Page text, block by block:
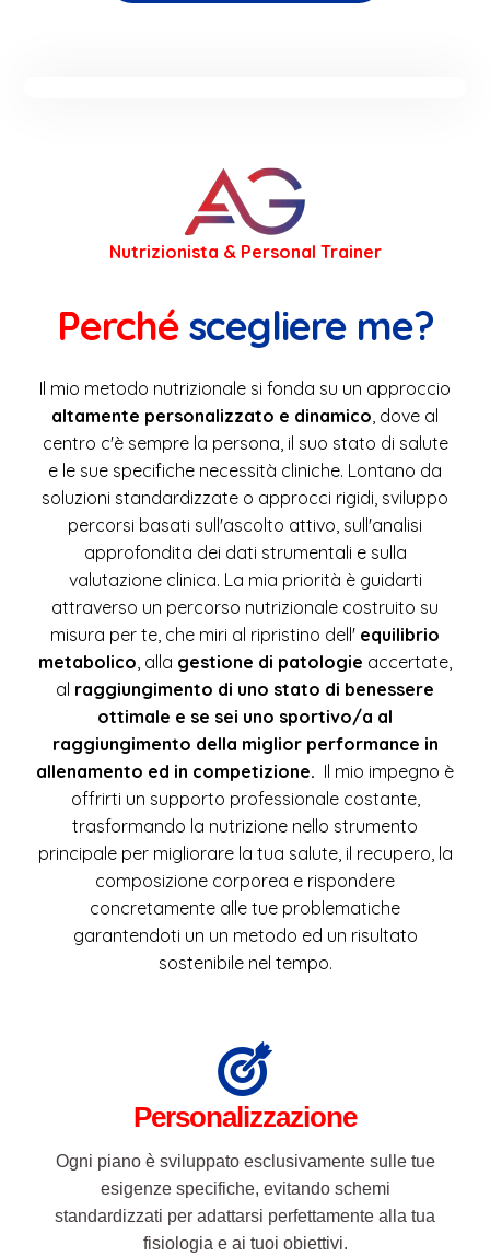
Nutrizionista & Personal Trainer
Perché scegliereme?
Il mio metodo nutrizionale si fonda su un approccio
altamente personalizzato e dinamico, dove al
centro c'è sempre la persona, il suo stato di salute
e le sue specifiche necessità cliniche. Lontano da
soluzioni standardizzate o approcci rigidi, sviluppo
percorsi basati sull'ascolto attivo, sull'analisi
approfondita dei dati strumentali e sulla
valutazione clinica. La mia priorità è guidarti
attraverso un percorso nutrizionale costruito su
misura per te, che miri al ripristino dell' equilibrio
metabolico, alla gestione di patologie accertate,
al raggiungimento di uno stato di benessere
ottimale e se sei uno sportivo/a al
raggiungimento della miglior performance in
allenamento ed in competizione. Il mio impegno è
offrirti un supporto professionale costante,
trasformando la nutrizione nello strumento
principale per migliorare la tua salute, il recupero, la
composizione corporea e rispondere
concretamente alle tue problematiche
garantendoti un un metodo ed un risultato
sostenibile nel tempo.
Personalizzazione
Ogni piano è sviluppato esclusivamente sulle tue
esigenze specifiche, evitando schemi
standardizzati per adattarsi perfettamente alla tua
fisiologia e ai tuoi obiettivi.